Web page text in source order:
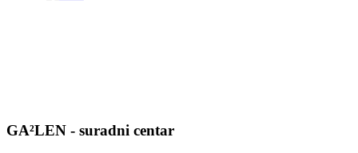
GA²LEN - suradni centar